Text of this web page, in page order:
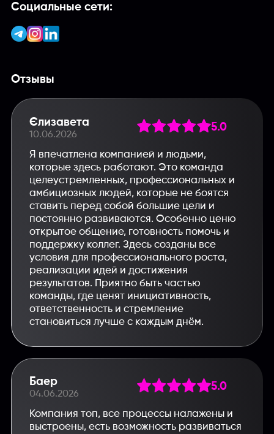
Социальные сети:
Отзывы
Єлизавета
10.06.2026
5.0
Я впечатлена компанией и людьми,
которые здесь работают. Это команда
целеустремленных, профессиональных и
амбициозных людей, которые не боятся
ставить перед собой большие цели и
постоянно развиваются. Особенно ценю
открытое общение, готовность помочь и
поддержку коллег. Здесь созданы все
условия для профессионального роста,
реализации идей и достижения
результатов. Приятно быть частью
команды, где ценят инициативность,
ответственность и стремление
становиться лучше с каждым днём.
Баер
04.06.2026
5.0
Компания топ, все процессы налажены и
выстроены, есть возможность развиваться